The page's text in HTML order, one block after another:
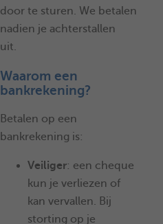
door te sturen. We betalen
nadien je achterstallen
uit.
Waarom een
bankrekening?
Betalen op een
bankrekening is:
Veiliger: een cheque
kun je verliezen of
kan vervallen. Bij
storting op je